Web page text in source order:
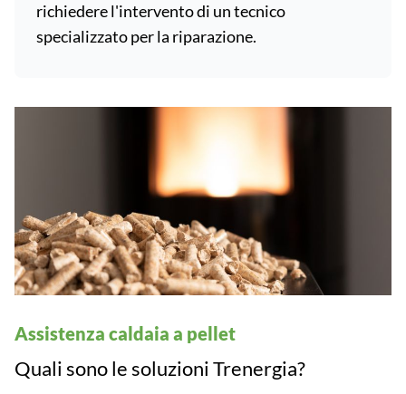
richiedere l'intervento di un tecnico
specializzato per la riparazione.
Assistenza caldaia a pellet
Quali sono le soluzioni Trenergia?